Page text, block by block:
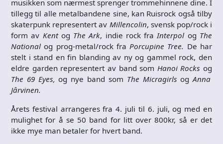
musikken som nærmest sprenger trommehinnene dine. I
tillegg til alle metalbandene sine, kan Ruisrock også tilby
skaterpunk representert av Millencolin, svensk pop/rock i
form av Kentog The Ark, indie rock fraInterpol og The
National og prog-metal/rock fraPorcupine Tree. De har
stelt i stand en fin blanding av ny og gammel rock, den
eldre garden representert av band som Hanoi Rocks og
The 69 Eyes,og nye band som The Micragirls og Anna
Jârvinen.
Årets festival arrangeres fra 4. juli til 6. juli, og med en
mulighet for å se 50 band for litt over 800kr, så er det
ikke mye man betaler for hvert band.